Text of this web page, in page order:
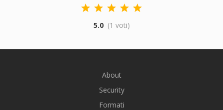
5.0 (1 voti)
About
Security
Formati